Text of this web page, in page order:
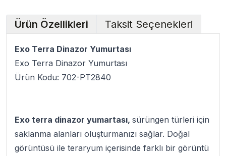
Ürün Özellikleri Taksit Seçenekleri
Exo Terra Dinazor Yumurtası
Exo Terra Dinazor Yumurtası
Ürün Kodu: 702-PT2840
Exo terra dinazor yumartası, sürüngen türleri için
saklanma alanları oluşturmanızı sağlar. Doğal
görüntüsü ile teraryum içerisinde farklı bir görüntü